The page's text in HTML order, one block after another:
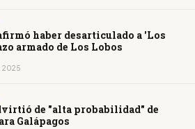
haber desarticulado a 'Los
armado de Los Lobos
2025
de "alta probabilidad" de
Galápagos